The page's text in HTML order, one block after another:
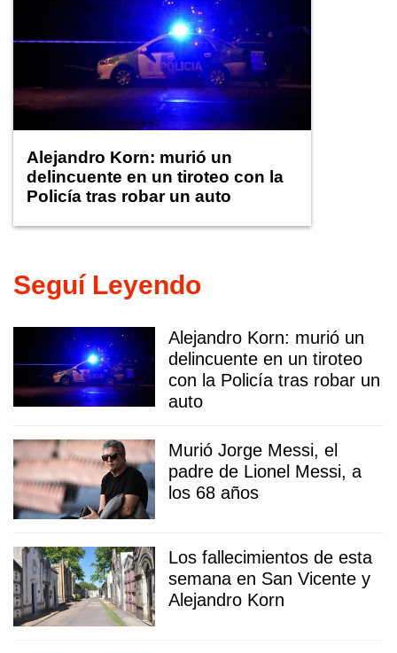
Alejandro Korn: murió un
delincuente en un tiroteo con la
Policía tras robar un auto
Seguí Leyendo
Alejandro Korn: murió un
delincuente en un tiroteo
con la Policía tras robar un
auto
Murió Jorge Messi, el
padre de Lionel Messi, a
los 68 años
Los fallecimientos de esta
semana en San Vicente y
Alejandro Korn